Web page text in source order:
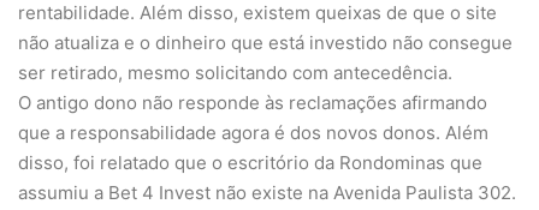
rentabilidade. Além disso, existem queixas de que o site
não atualiza e o dinheiro que está investido não consegue
ser retirado, mesmo solicitando com antecedência.
O antigo dono não responde às reclamações afirmando
que a responsabilidade agora é dos novos donos. Além
disso, foi relatado que o escritório da Rondominas que
assumiu a Bet 4 Invest não existe na Avenida Paulista 302.